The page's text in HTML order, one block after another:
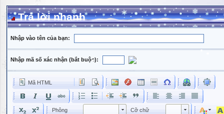
Trả lời nhanh
Nhập vào tên của bạn:
Nhập mã số xác nhận (bắt buộc):
Mã HTML
Phông Phông Cỡ chữ Kích cỡ phông